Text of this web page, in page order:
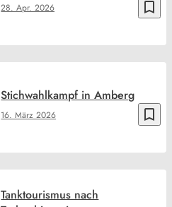
bookmark_border
28. Apr. 2026
bookmark_border
16. März 2026
Stichwahlkampf in Amberg
Tanktourismus nach